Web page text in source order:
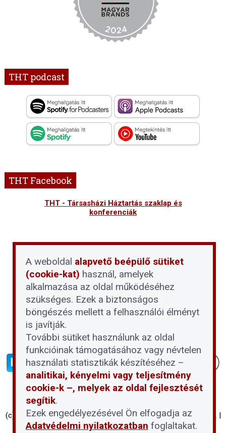
THT podcast
THT Facebook
THT - Társasházi Háztartás szaklap és
konferenciák
(c) Társasházi Háztartás 2026 | Proptech Digital Investment Zrt. |
Minden jog fenntartva
A weboldal alapvető beépülő sütiket
(cookie-kat) használ, amelyek
alkalmazása az oldal működéséhez
szükséges. Ezek a biztonságos
böngészés mellett a felhasználói élményt
is javítják.
További sütiket használunk az oldal
funkcióinak támogatásához vagy névtelen
használati statisztikák készítéséhez –
analitikai, kényelmi vagy teljesítmény
cookie-k –, melyek az oldal fejlesztését
segítik.
Ezek engedélyezésével Ön elfogadja az
Adatvédelmi nyilatkozatban foglaltakat.